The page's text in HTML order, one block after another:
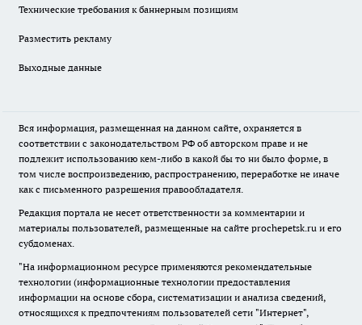
Технические требования к баннерным позициям
Разместить рекламу
Выходные данные
Вся информация, размещенная на данном сайте, охраняется в
соответствии с законодательством РФ об авторском праве и не
подлежит использованию кем-либо в какой бы то ни было форме, в
том числе воспроизведению, распространению, переработке не иначе
как с письменного разрешения правообладателя.
Редакция портала не несет ответственности за комментарии и
материалы пользователей, размещенные на сайте prochepetsk.ru и его
субдоменах.
"На информационном ресурсе применяются рекомендательные
технологии (информационные технологии предоставления
информации на основе сбора, систематизации и анализа сведений,
относящихся к предпочтениям пользователей сети "Интернет",